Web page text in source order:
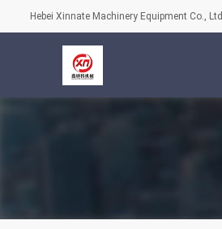
Hebei Xinnate Machinery Equipment Co., Ltd